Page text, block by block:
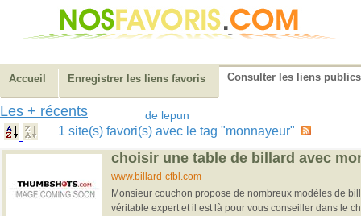
Accueil Enregistrer les liens favoris Consulter les liens publics
Les + récents de lepun
1 site(s) favori(s) avec le tag "monnayeur"
choisir une table de billard avec
www.billard-cfbl.com
Monsieur couchon propose de nombreux modèles de
véritable expert et il est là pour vous conseiller dans le